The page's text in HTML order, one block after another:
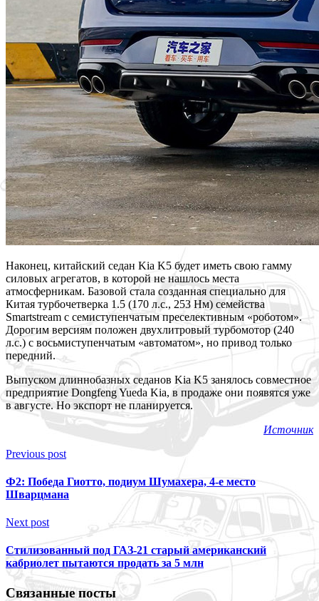
Наконец, китайский седан Kia K5 будет иметь свою гамму
силовых агрегатов, в которой не нашлось места
атмосферникам. Базовой стала созданная специально для
Китая турбочетверка 1.5 (170 л.с., 253 Нм) семейства
Smartstream с семиступенчатым преселективным «роботом».
Дорогим версиям положен двухлитровый турбомотор (240
л.с.) с восьмиступенчатым «автоматом», но привод только
передний.
Выпуском длиннобазных седанов Kia K5 занялось совместное
предприятие Dongfeng Yueda Kia, в продаже они появятся уже
в августе. Но экспорт не планируется.
Источник
Previous post
Ф2: Победа Гиотто, подиум Шумахера, 4-е место
Шварцмана
Next post
Стилизованный под ГАЗ-21 старый американский
кабриолет пытаются продать за 5 млн
Связанные посты